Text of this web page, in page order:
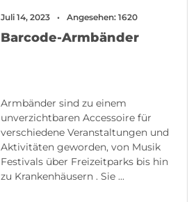
Juli 14, 2023 Angesehen: 1620
Barcode-Armbänder
Armbänder sind zu einem
unverzichtbaren Accessoire für
verschiedene Veranstaltungen und
Aktivitäten geworden, von Musik
Festivals über Freizeitparks bis hin
zu Krankenhäusern . Sie ...